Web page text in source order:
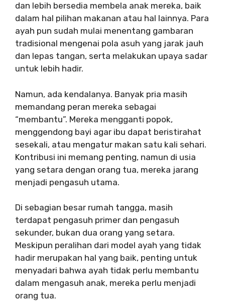
dan lebih bersedia membela anak mereka, baik
dalam hal pilihan makanan atau hal lainnya. Para
ayah pun sudah mulai menentang gambaran
tradisional mengenai pola asuh yang jarak jauh
dan lepas tangan, serta melakukan upaya sadar
untuk lebih hadir.
Namun, ada kendalanya. Banyak pria masih
memandang peran mereka sebagai
“membantu”. Mereka mengganti popok,
menggendong bayi agar ibu dapat beristirahat
sesekali, atau mengatur makan satu kali sehari.
Kontribusi ini memang penting, namun di usia
yang setara dengan orang tua, mereka jarang
menjadi pengasuh utama.
Di sebagian besar rumah tangga, masih
terdapat pengasuh primer dan pengasuh
sekunder, bukan dua orang yang setara.
Meskipun peralihan dari model ayah yang tidak
hadir merupakan hal yang baik, penting untuk
menyadari bahwa ayah tidak perlu membantu
dalam mengasuh anak, mereka perlu menjadi
orang tua.